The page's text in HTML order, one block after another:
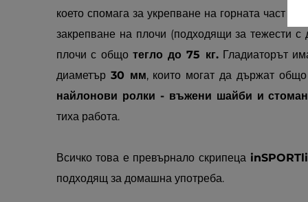
което спомага за укрепване на горната част
закрепване на плочи (подходящи за тежести
плочи с общо тегло до 75 кг.Гладиаторът
диаметър 30 мм, които могат да държат
найлонови ролки - въжени шайби и
тиха работа.
Всичко това е превърнало скрипеца
подходящ за домашна употреба.